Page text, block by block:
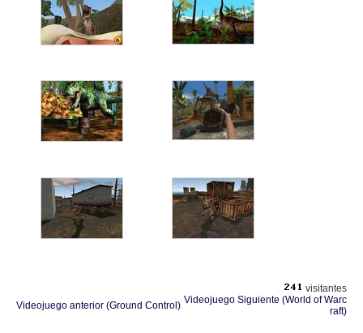
visitantes
Videojuego anterior (Ground Control) Videojuego Siguiente (World of Warc
raft)